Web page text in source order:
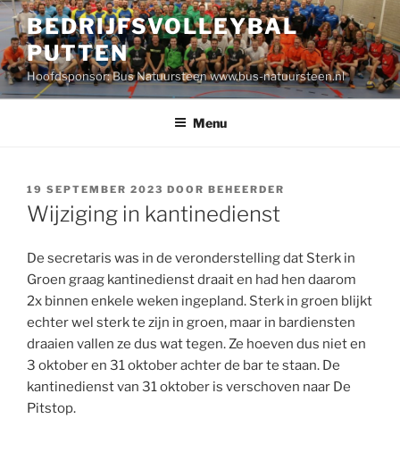
Ga
naar
de
inhoud
BEDRIJFSVOLLEYBAL
PUTTEN
Hoofdsponsor: Bus Natuursteen www.bus-natuursteen.nl
Menu
GEPLAATST
OP
19 SEPTEMBER 2023 DOOR BEHEERDER
Wijziging in kantinedienst
De secretaris was in de veronderstelling dat Sterk in
Groen graag kantinedienst draait en had hen daarom
2x binnen enkele weken ingepland. Sterk in groen blijkt
echter wel sterk te zijn in groen, maar in bardiensten
draaien vallen ze dus wat tegen. Ze hoeven dus niet en
3 oktober en 31 oktober achter de bar te staan. De
kantinedienst van 31 oktober is verschoven naar De
Pitstop.